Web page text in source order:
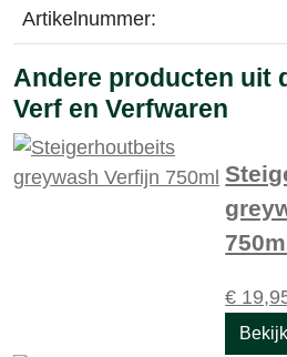
Artikelnummer:
Andere producten uit
Verf en Verfwaren
€